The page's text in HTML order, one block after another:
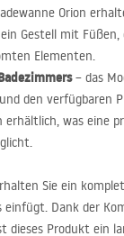
Orion
Gestell mit Füßen,
Elementen.
– das
den
was eine
Sie ein
Dank der
Produkt ein